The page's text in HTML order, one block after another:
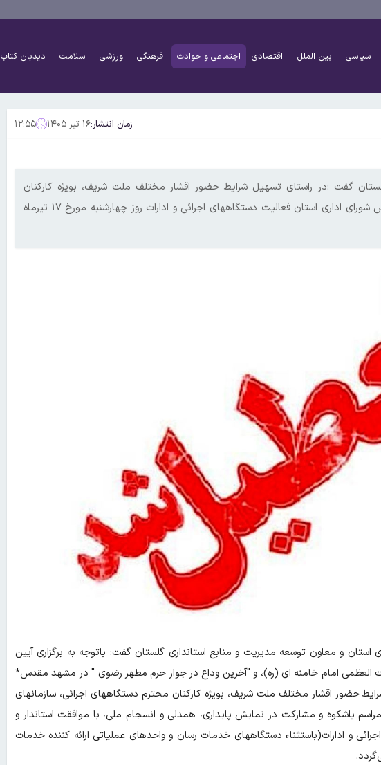
سیاسی بین الملل اقتصادی اجتماعی و حوادث فرهنگی ورزشی سلامت دیدبان کتاب
زمان انتشار:۱۶ تیر ۱۴۰۵ ۱۲:۵۵
گفت :در راستای تسهیل شرایط حضور اقشار مختلف ملت شریف، بویژه کارکنان
دستگاههای اجرایی با موافقت استاندار و رئیس شورای اداری استان فعالیت دستگاههای اجرائی و ادارات روز چهارشنبه مورخ ۱۷ تیرماه
استان و معاون توسعه مدیریت و منابع استانداری گلستان گفت: باتوجه به برگزاری آیین
العظمی امام خامنه ای (ره)، و "آخرین وداع در جوار حرم مطهر رضوی " در مشهد مقدس*
تسهیل شرایط حضور اقشار مختلف ملت شریف، بویژه کارکنان محترم دستگاههای اجرائی، سازمانهای
باشکوه و مشارکت در نمایش پایداری، همدلی و انسجام ملی، با موافقت استاندار و
و ادارات(باستثناء دستگاههای خدمات رسان و واحدهای عملیاتی ارائه کننده خدمات